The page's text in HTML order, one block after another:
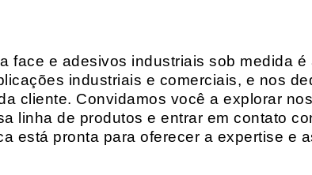
face e adesivos industriais sob medida
industriais e comerciais, e nos
cliente. Convidamos você a explorar
linha de produtos e entrar em contato
está pronta para oferecer a expertise e